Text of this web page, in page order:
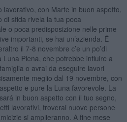
lavorativo, con Marte in buon aspetto,
di sfida rivela la tua poca
o poca predisposizione nelle prime
importanti, se hai un’azienda. É
il 7-8 novembre c’e un po’di
Piena, che potrebbe influire a
o avrai da eseguire lavori
meglio dal 19 novembre, con
e pure la Luna favorevole. La
in buon aspetto con il tuo segno,
lavorativi, troverai nuove persone
si amplieranno. A fine mese